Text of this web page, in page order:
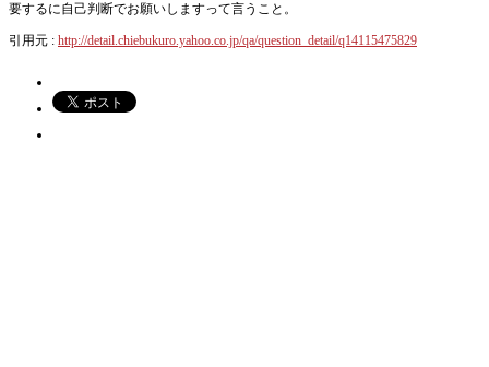
要するに自己判断でお願いしますって言うこと。
引用元 : http://detail.chiebukuro.yahoo.co.jp/qa/question_detail/q14115475829